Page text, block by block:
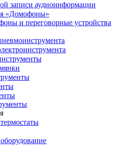
записи аудиоинформации
«Домофоны»
и переговорные устройства